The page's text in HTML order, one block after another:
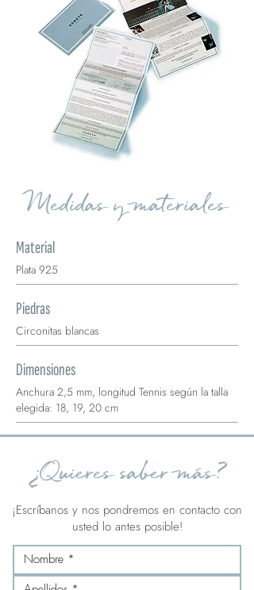
Medidas y materiales
Material
Plata 925
Piedras
Circonitas blancas
Dimensiones
Anchura 2,5 mm, longitud Tennis según la talla
elegida: 18, 19, 20 cm
¿Quieres saber más?
¡Escríbanos y nos pondremos en contacto con
usted lo antes posible!